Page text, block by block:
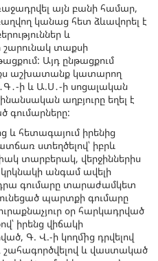
այն բանի համար,
կանաց հետ ձևավորել է
և
շարունակ տաքսի
Այդ ընթացքում
աշխատանք կատարող
ի և Ա.Ս․-ի սոցալական
աղբյուրը եղել է
և հետագայում իրենից
ստեղծելով՝ իբրև
տարբերակ, վերջիններիս
անգամ ավելի
դրա գումարը տարաժամկետ
պարտքի գումարը
օր հարկադրված
իրենց վիճակի
Գ. Վ.-ի կողմից դրվելով
շահագործվելով և վաստակած